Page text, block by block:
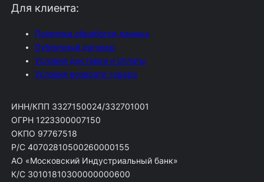
Для клиента:
Политика обработки данных
Публичный договор
Условия доставки и оплаты
Условия возврата товара
ИНН/КПП 3327150024/332701001
ОГРН 1223300007150
ОКПО 97767518
Р/С 40702810500260000155
АО «Московский Индустриальный банк»
К/С 30101810300000000600